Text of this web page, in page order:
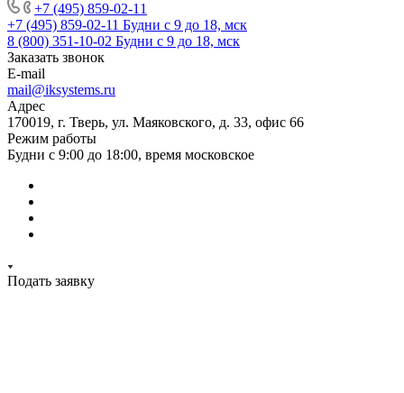
+7 (495) 859-02-11
+7 (495) 859-02-11 Будни с 9 до 18, мск
8 (800) 351-10-02 Будни с 9 до 18, мск
Заказать звонок
E-mail
mail@iksystems.ru
Адрес
170019, г. Тверь, ул. Маяковского, д. 33, офис 66
Режим работы
Будни с 9:00 до 18:00, время московское
Подать заявку